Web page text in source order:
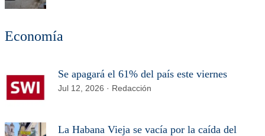
Economía
Se apagará el 61% del país este viernes
Jul 12, 2026 · Redacción
La Habana Vieja se vacía por la caída del